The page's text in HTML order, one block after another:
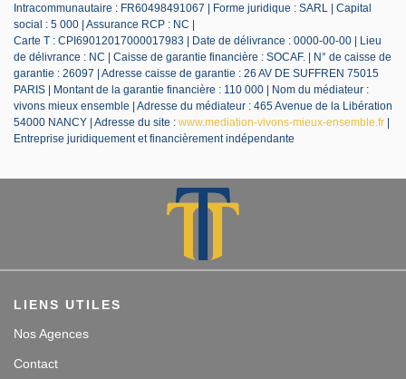
Intracommunautaire : FR60498491067 | Forme juridique : SARL | Capital
social : 5 000 | Assurance RCP : NC |
Carte T : CPI69012017000017983 | Date de délivrance : 0000-00-00 | Lieu
de délivrance : NC | Caisse de garantie financière : SOCAF. | N° de caisse de
garantie : 26097 | Adresse caisse de garantie : 26 AV DE SUFFREN 75015
PARIS | Montant de la garantie financière : 110 000 | Nom du médiateur :
vivons mieux ensemble | Adresse du médiateur : 465 Avenue de la Libération
54000 NANCY | Adresse du site : www.mediation-vivons-mieux-ensemble.fr
Entreprise juridiquement et financièrement indépendante
LIENS UTILES
Nos Agences
Contact